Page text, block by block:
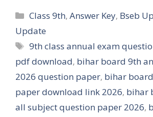
Categories
Class 9th,Answer Key, Bseb
Update
Tags
9th class annual exam
pdf download, bihar board 9th
2026 question paper, bihar
paper download link 2026, bihar
all subject question paper 2026,